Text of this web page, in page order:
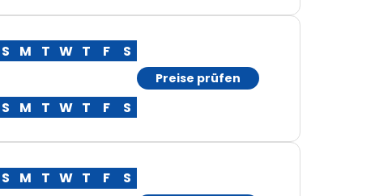
S M T W T F S
S M T W T F S
Preise prüfen
S M T W T F S